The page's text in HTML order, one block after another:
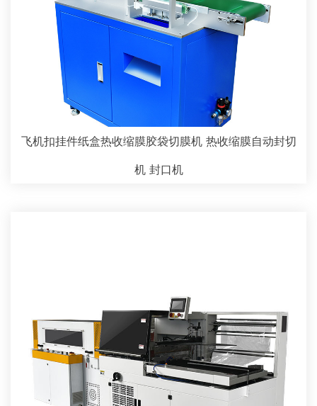
飞机扣挂件纸盒热收缩膜胶袋切膜机 热收缩膜自动封切
机 封口机